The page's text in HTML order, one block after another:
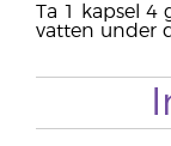
Ta 1 kapsel 4
vatten under